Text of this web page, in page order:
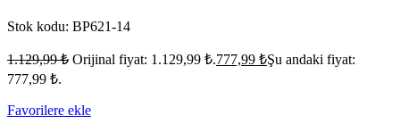
Stok kodu: BP621-14
1.129,99₺ Orijinal fiyat: 1.129,99 ₺.777,99 ₺Şu andaki fiyat:
777,99 ₺.
Favorilere ekle